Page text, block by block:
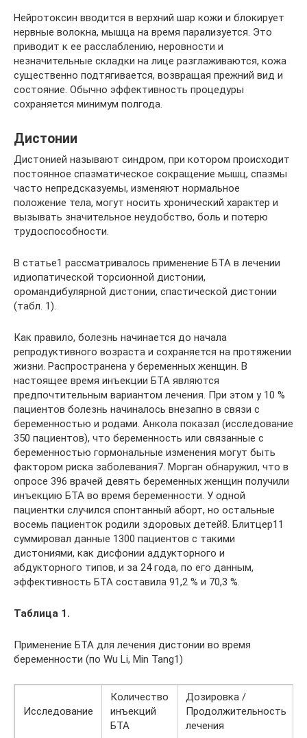
Нейротоксин вводится в верхний шар кожи и блокирует
нервные волокна, мышца на время парализуется. Это
приводит к ее расслаблению, неровности и
незначительные складки на лице разглаживаются, кожа
существенно подтягивается, возвращая прежний вид и
состояние. Обычно эффективность процедуры
сохраняется минимум полгода.
Дистонии
Дистонией называют синдром, при котором происходит
постоянное спазматическое сокращение мышц, спазмы
часто непредсказуемы, изменяют нормальное
положение тела, могут носить хронический характер и
вызывать значительное неудобство, боль и потерю
трудоспособности.
В статье1 рассматривалось применение БТА в лечении
идиопатической торсионной дистонии,
оромандибулярной дистонии, спастической дистонии
(табл. 1).
Как правило, болезнь начинается до начала
репродуктивного возраста и сохраняется на протяжении
жизни. Распространена у беременных женщин. В
настоящее время инъекции БТА являются
предпочтительным вариантом лечения. При этом у 10 %
пациентов болезнь начиналось внезапно в связи с
беременностью и родами. Анкола показал (исследование
350 пациентов), что беременность или связанные с
беременностью гормональные изменения могут быть
фактором риска заболевания7. Морган обнаружил, что в
опросе 396 врачей девять беременных женщин получили
инъекцию БТА во время беременности. У одной
пациентки случился спонтанный аборт, но остальные
восемь пациенток родили здоровых детей8. Блитцер11
суммировал данные 1300 пациентов с такими
дистониями, как дисфонии аддукторного и
абдукторного типов, и за 24 года, по его данным,
эффективность БТА составила 91,2 % и 70,3 %.
Таблица 1.
Применение БТА для лечения дистонии во время
беременности (по Wu Li, Min Tang1)
Исследование
Количество
инъекций
БТА
Дозировка /
Продолжительность
лечения